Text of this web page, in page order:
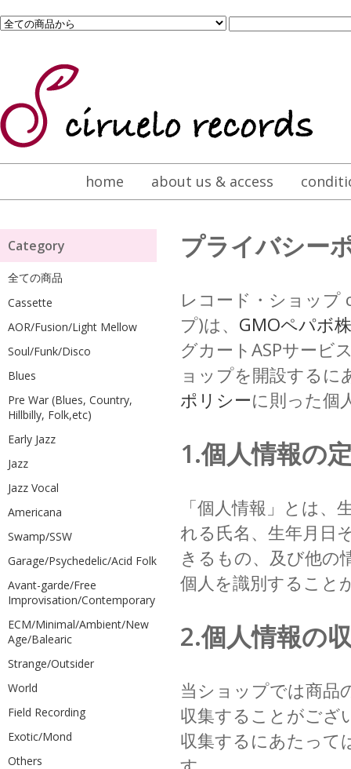
home about us & access
プライバシー
レコード・ショップ
プ)は、 GMOペパボ
グカートASPサー
ョップを開設するに
ポリシーに則った個
1.個人情報の
「個人情報」とは
れる氏名、生年月日
きるもの、及び他の
個人を識別すること
2.個人情報の
当ショップでは商品
収集することがござ
収集するにあたって
Category
全ての商品
Cassette
AOR/Fusion/Light Mellow
Soul/Funk/Disco
Blues
Pre War (Blues, Country,
Hillbilly, Folk,etc)
Early Jazz
Jazz
Jazz Vocal
Americana
Swamp/SSW
Garage/Psychedelic/Acid Folk
Avant-garde/Free
Improvisation/Contemporary
ECM/Minimal/Ambient/New
Age/Balearic
Strange/Outsider
World
Field Recording
Exotic/Mond
Others